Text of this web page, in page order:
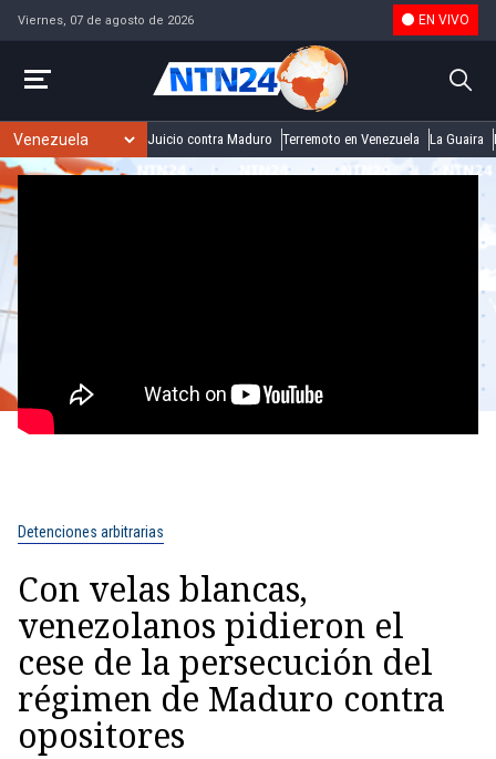
Viernes, 07 de agosto de 2026 EN VIVO
Juicio contra Maduro Terremoto en Venezuela La Guaira
Detenciones arbitrarias
Con velas blancas,
venezolanos pidieron el
cese de la persecución del
régimen de Maduro contra
opositores